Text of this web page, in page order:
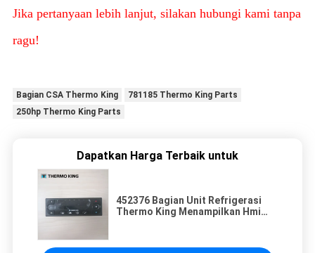
Jika pertanyaan lebih lanjut, silakan hubungi kami tanpa
ragu!
Bagian CSA Thermo King
781185 Thermo King Parts
250hp Thermo King Parts
Dapatkan Harga Terbaik untuk
452376 Bagian Unit Refrigerasi
Thermo King Menampilkan Hmi